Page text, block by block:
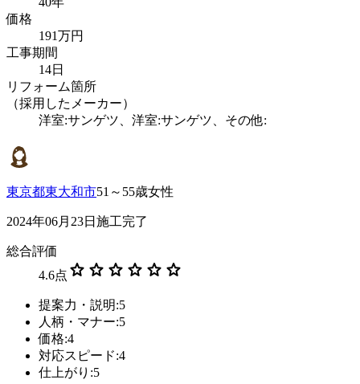
価格
191万円
工事期間
14日
リフォーム箇所
（採用したメーカー）
洋室:サンゲツ、洋室:サンゲツ、その他:
東京都東大和市51～55歳女性
2024年06月23日施工完了
総合評価
4.6点 star star star star star star
提案力・説明:5
人柄・マナー:5
価格:4
対応スピード:4
仕上がり:5